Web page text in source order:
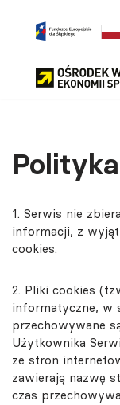
Przejdź
treści
1. Serwis nie
informacji, z
cookies.
2. Pliki cookies
informatyczne, w
przechowywane
Użytkownika
ze stron
zawierają nazwę
czas